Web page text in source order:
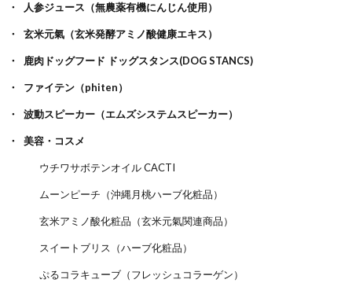
人参ジュース（無農薬有機にんじん使用）
玄米元氣（玄米発酵アミノ酸健康エキス）
鹿肉ドッグフード ドッグスタンス(DOG STANCS)
ファイテン（phiten）
波動スピーカー（エムズシステムスピーカー）
美容・コスメ
ウチワサボテンオイル CACTI
ムーンピーチ（沖縄月桃ハーブ化粧品）
玄米アミノ酸化粧品（玄米元氣関連商品）
スイートブリス（ハーブ化粧品）
ぷるコラキューブ（フレッシュコラーゲン）